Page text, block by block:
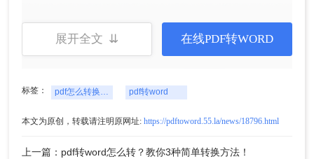
4、点击开始转换即可。
展开全文 ⇊ 在线PDF转WORD
标签： pdf怎么转换成word pdf转word
本文为原创，转载请注明原网址: https://pdftoword.55.la/news/18796.html
上一篇：pdf转word怎么转？教你3种简单转换方法！